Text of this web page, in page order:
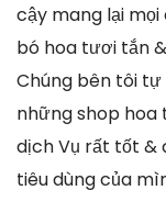
cậy mang lại
bó hoa tươi tắn
Chúng bên tôi
những shop hoa
dịch Vụ rất tốt &
tiêu dùng của